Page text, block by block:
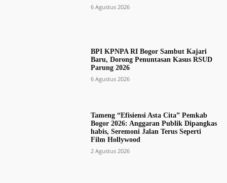
6 Agustus 2026
BPI KPNPA RI Bogor Sambut Kajari
Baru, Dorong Penuntasan Kasus RSUD
Parung 2026
6 Agustus 2026
Tameng “Efisiensi Asta Cita” Pemkab
Bogor 2026: Anggaran Publik Dipangkas
habis, Seremoni Jalan Terus Seperti
Film Hollywood
2 Agustus 2026